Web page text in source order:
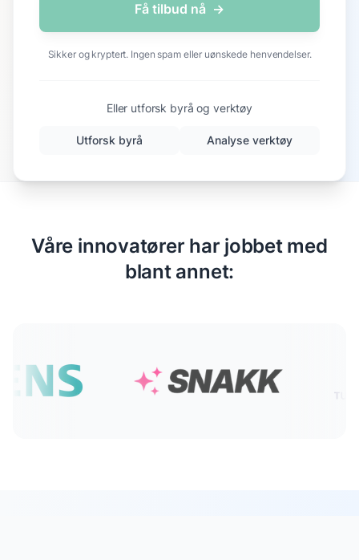
Få tilbud nå →
Sikker og kryptert. Ingen spam eller uønskede henvendelser.
Eller utforsk byrå og verktøy
Utforsk byrå Analyse verktøy
Våre innovatører har jobbet med
blant annet: